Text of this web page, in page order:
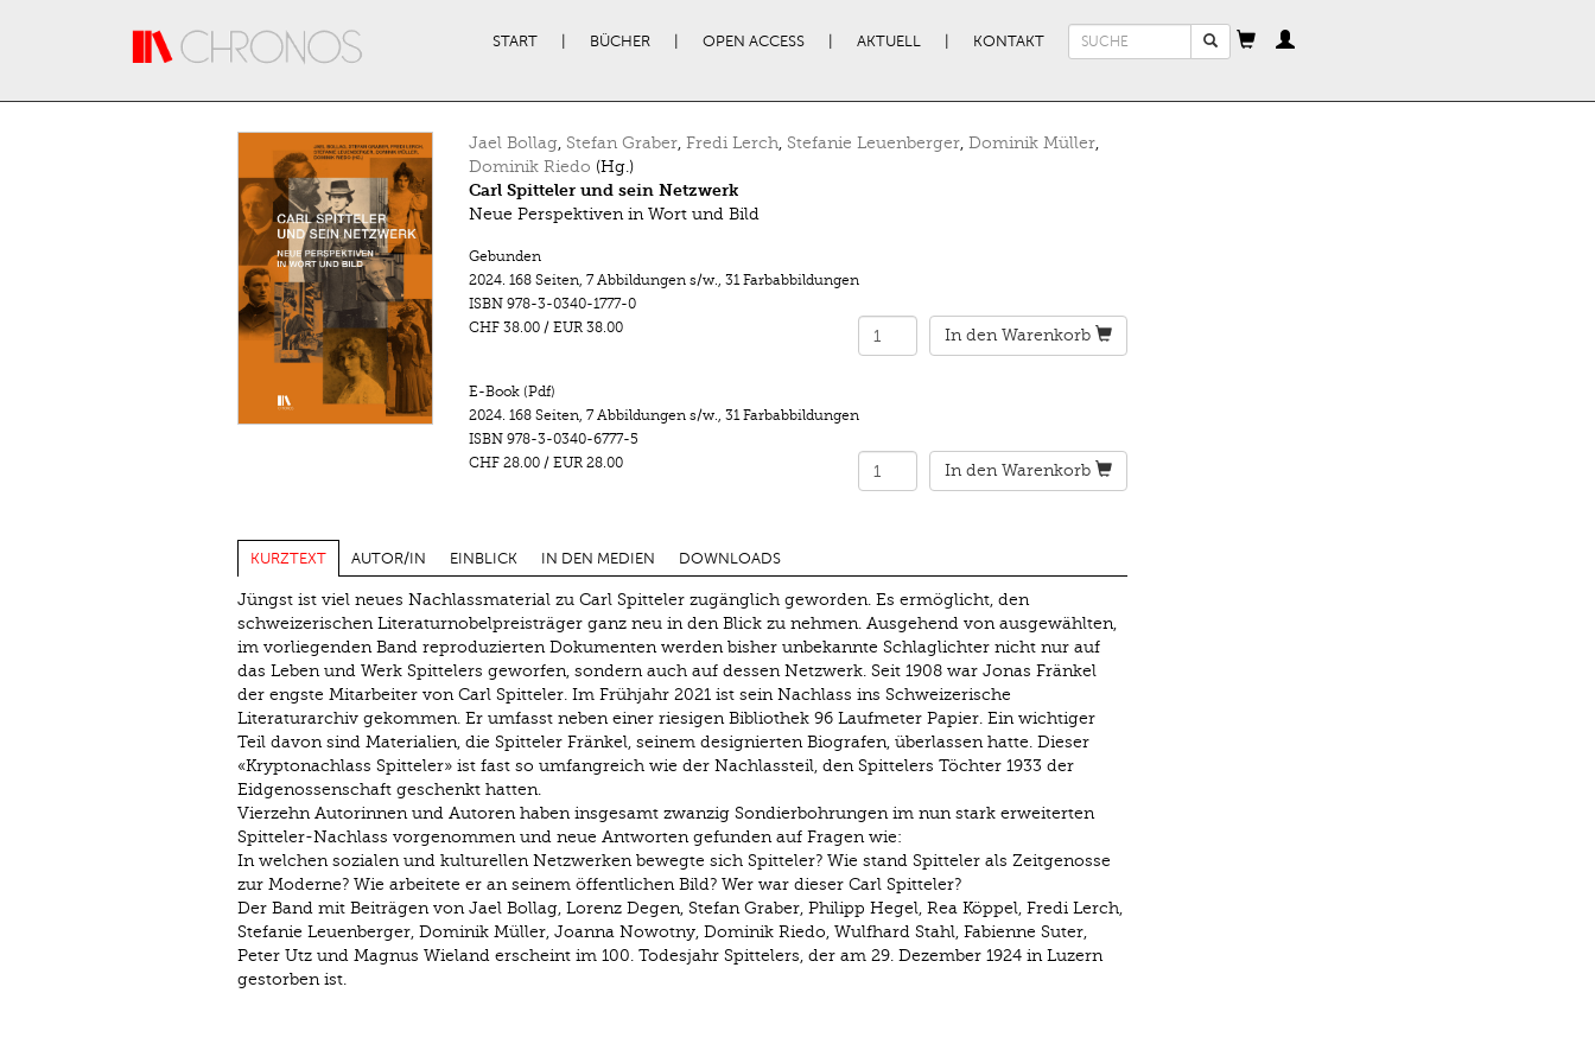
START BÜCHER OPEN ACCESS AKTUELL KONTAKT
Suchformular
Jael Bollag, Stefan Graber, Fredi Lerch, Stefanie Leuenberger, Dominik Müller,
Dominik Riedo (Hg.)
Carl Spitteler und sein Netzwerk
Neue Perspektiven in Wort und Bild
Gebunden
2024. 168 Seiten, 7 Abbildungen s/w., 31 Farbabbildungen
ISBN 978-3-0340-1777-0
CHF 38.00/ EUR 38.00 In den Warenkorb
E-Book (Pdf)
2024. 168 Seiten, 7 Abbildungen s/w., 31 Farbabbildungen
ISBN 978-3-0340-6777-5
CHF 28.00/ EUR 28.00 In den Warenkorb
KURZTEXT AUTOR/IN EINBLICK IN DEN MEDIEN DOWNLOADS
Jüngst ist viel neues Nachlassmaterial zu Carl Spitteler zugänglich geworden. Es ermöglicht, den
schweizerischen Literaturnobelpreisträger ganz neu in den Blick zu nehmen. Ausgehend von ausgewählten,
im vorliegenden Band reproduzierten Dokumenten werden bisher unbekannte Schlaglichter nicht nur auf
das Leben und Werk Spittelers geworfen, sondern auch auf dessen Netzwerk. Seit 1908 war Jonas Fränkel
der engste Mitarbeiter von Carl Spitteler. Im Frühjahr 2021 ist sein Nachlass ins Schweizerische
Literaturarchiv gekommen. Er umfasst neben einer riesigen Bibliothek 96 Laufmeter Papier. Ein wichtiger
Teil davon sind Materialien, die Spitteler Fränkel, seinem designierten Biografen, überlassen hatte. Dieser
«Kryptonachlass Spitteler» ist fast so umfangreich wie der Nachlassteil, den Spittelers Töchter 1933 der
Eidgenossenschaft geschenkt hatten.
Vierzehn Autorinnen und Autoren haben insgesamt zwanzig Sondierbohrungen im nun stark erweiterten
Spitteler-Nachlass vorgenommen und neue Antworten gefunden auf Fragen wie:
In welchen sozialen und kulturellen Netzwerken bewegte sich Spitteler? Wie stand Spitteler als Zeitgenosse
zur Moderne? Wie arbeitete er an seinem öffentlichen Bild? Wer war dieser Carl Spitteler?
Der Band mit Beiträgen von Jael Bollag, Lorenz Degen, Stefan Graber, Philipp Hegel, Rea Köppel, Fredi Lerch,
Stefanie Leuenberger, Dominik Müller, Joanna Nowotny, Dominik Riedo, Wulfhard Stahl, Fabienne Suter,
Peter Utz und Magnus Wieland erscheint im 100. Todesjahr Spittelers, der am 29. Dezember 1924 in Luzern
gestorben ist.